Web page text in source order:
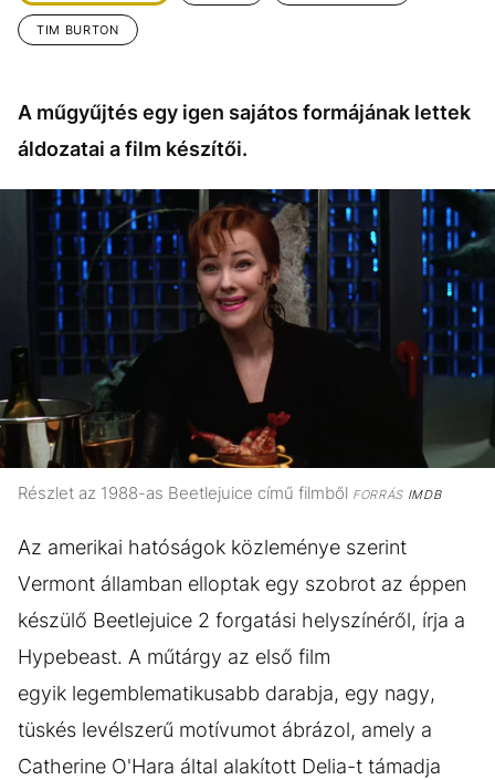
KÖZÉLET UTAZÁS
ÉLETMÓD
VIDEÓ
GASZTRO
TIM BURTON
A műgyűjtés egy igen sajátos formájának lettek
áldozatai a film készítői.
Részlet az 1988-as Beetlejuice című filmből FORRÁSIMDB
Az amerikai hatóságok közleménye szerint
Vermont államban elloptak egy szobrot az éppen
készülő Beetlejuice 2 forgatási helyszínéről, írja a
Hypebeast. A műtárgy az első film
egyik legemblematikusabb darabja, egy nagy,
tüskés levélszerű motívumot ábrázol, amely a
Catherine O'Hara által alakított Delia-t támadja